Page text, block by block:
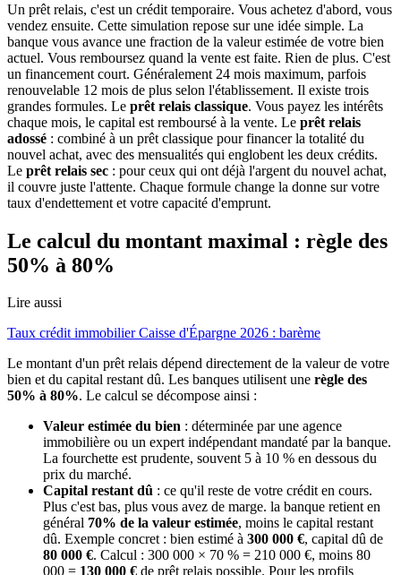
Un prêt relais, c'est un crédit temporaire. Vous achetez d'abord, vous
vendez ensuite. Cette simulation repose sur une idée simple. La
banque vous avance une fraction de la valeur estimée de votre bien
actuel. Vous remboursez quand la vente est faite. Rien de plus. C'est
un financement court. Généralement 24 mois maximum, parfois
renouvelable 12 mois de plus selon l'établissement. Il existe trois
grandes formules. Le prêt relais classique. Vous payez les intérêts
chaque mois, le capital est remboursé à la vente. Le prêt relais
adossé : combiné à un prêt classique pour financer la totalité du
nouvel achat, avec des mensualités qui englobent les deux crédits.
Le prêt relais sec : pour ceux qui ont déjà l'argent du nouvel achat,
il couvre juste l'attente. Chaque formule change la donne sur votre
taux d'endettement et votre capacité d'emprunt.
Le calcul du montant maximal : règle des
50% à 80%
Lire aussi
Taux crédit immobilier Caisse d'Épargne 2026 : barème
Le montant d'un prêt relais dépend directement de la valeur de votre
bien et du capital restant dû. Les banques utilisent une règle des
50% à 80%. Le calcul se décompose ainsi :
Valeur estimée du bien : déterminée par une agence
immobilière ou un expert indépendant mandaté par la banque.
La fourchette est prudente, souvent 5 à 10 % en dessous du
prix du marché.
Capital restant dû : ce qu'il reste de votre crédit en cours.
Plus c'est bas, plus vous avez de marge. la banque retient en
général 70% de la valeur estimée, moins le capital restant
dû. Exemple concret : bien estimé à 300 000 €, capital dû de
80 000 €. Calcul : 300 000 × 70 % = 210 000 €, moins 80
000 = 130 000 € de prêt relais possible. Pour les profils